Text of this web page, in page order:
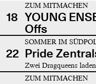
18
ZUM MITMACHEN
YOUNG
Offs
22
SOMMER IM
Pride
Zwei Dragqueens
ZUM MITMACHEN